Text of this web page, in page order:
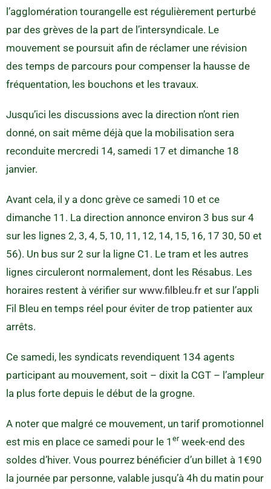
l’agglomération tourangelle est régulièrement perturbé
par des grèves de la part de l’intersyndicale. Le
mouvement se poursuit afin de réclamer une révision
des temps de parcours pour compenser la hausse de
fréquentation, les bouchons et les travaux.
Jusqu’ici les discussions avec la direction n’ont rien
donné, on sait même déjà que la mobilisation sera
reconduite mercredi 14, samedi 17 et dimanche 18
janvier.
Avant cela, il y a donc grève ce samedi 10 et ce
dimanche 11. La direction annonce environ 3 bus sur 4
sur les lignes 2, 3, 4, 5, 10, 11, 12, 14, 15, 16, 17 30, 50 et
56). Un bus sur 2 sur la ligne C1. Le tram et les autres
lignes circuleront normalement, dont les Résabus. Les
horaires restent à vérifier sur www.filbleu.fr et sur l’appli
Fil Bleu en temps réel pour éviter de trop patienter aux
arrêts.
Ce samedi, les syndicats revendiquent 134 agents
participant au mouvement, soit – dixit la CGT – l’ampleur
la plus forte depuis le début de la grogne.
A noter que malgré ce mouvement, un tarif promotionnel
est mis en place ce samedi pour le 1 erweek-end des
soldes d’hiver. Vous pourrez bénéficier d’un billet à 1€90
la journée par personne, valable jusqu’à 4h du matin pour